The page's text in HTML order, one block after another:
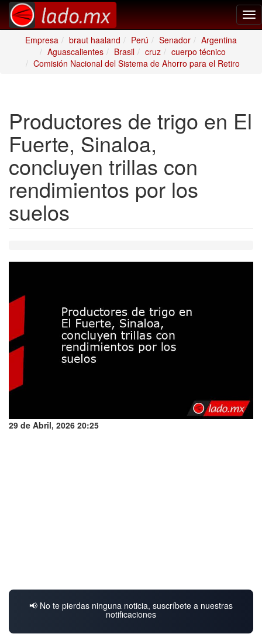
Empresa
braut haaland Perú Senador
Argentina
Aguascalientes
Brasil cruz
cuerpo técnico
Comisión Nacional del Sistema de Ahorro para el Retiro
Productores de trigo en El
Fuerte, Sinaloa,
concluyen trillas con
rendimientos por los
suelos
29 de Abril, 2026 20:25
📢 No te pierdas ninguna noticia, suscríbete a nuestras
notificaciones